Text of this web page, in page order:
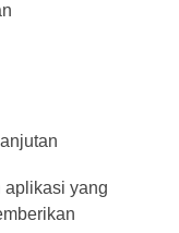
aplikasi yang